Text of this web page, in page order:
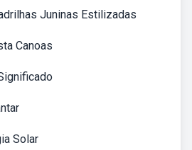
Juninas Estilizadas
Canoas
Solar